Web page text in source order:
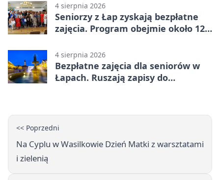
4 sierpnia 2026
Seniorzy z Łap zyskają bezpłatne
zajęcia. Program obejmie około 120
4 sierpnia 2026
Bezpłatne zajęcia dla seniorów w
Łapach. Ruszają zapisy do
<< Poprzedni
Na Cyplu w Wasilkowie Dzień Matki z warsztatami
i zielenią